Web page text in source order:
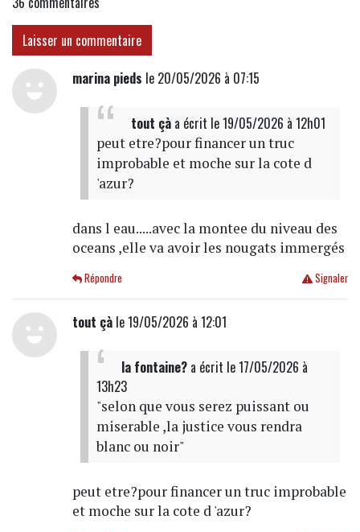
Laisser un commentaire
marina pieds le 20/05/2026 à 07:15
tout çàa écrit le 19/05/2026 à 12h01
peut etre?pour financer un truc
improbable et moche sur la cote d
'azur?
dans l eau.....avec la montee du niveau des
oceans ,elle va avoir les nougats immergés
Signaler
Répondre
tout çàle 19/05/2026 à 12:01
la fontaine?a écrit le 17/05/2026 à
13h23
"selon que vous serez puissant ou
miserable ,la justice vous rendra
blanc ou noir"
peut etre?pour financer un truc improbable
et moche sur la cote d 'azur?